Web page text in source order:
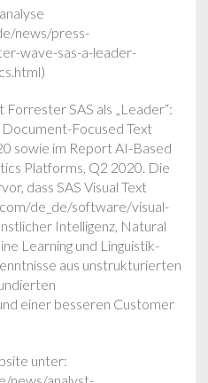
news/press-
wave-sas-a-leader-
Forrester SAS als „Leader“:
Focused Text
sowie im Report AI-Based
Platforms, Q2 2020. Die
dass SAS Visual Text
de_de/software/visual-
Intelligenz, Natural
Learning und Linguistik-
aus unstrukturierten
einer besseren Customer
unter: